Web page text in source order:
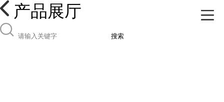
产品展厅
搜索